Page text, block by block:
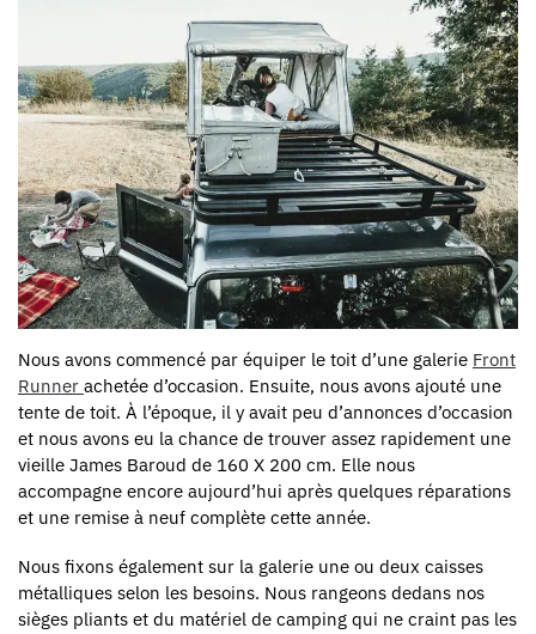
Nous avons commencé par équiper le toit d’une galerie Front
Runner achetée d’occasion. Ensuite, nous avons ajouté une
tente de toit. À l’époque, il y avait peu d’annonces d’occasion
et nous avons eu la chance de trouver assez rapidement une
vieille James Baroud de 160 X 200 cm. Elle nous
accompagne encore aujourd’hui après quelques réparations
et une remise à neuf complète cette année.
Nous fixons également sur la galerie une ou deux caisses
métalliques selon les besoins. Nous rangeons dedans nos
sièges pliants et du matériel de camping qui ne craint pas les